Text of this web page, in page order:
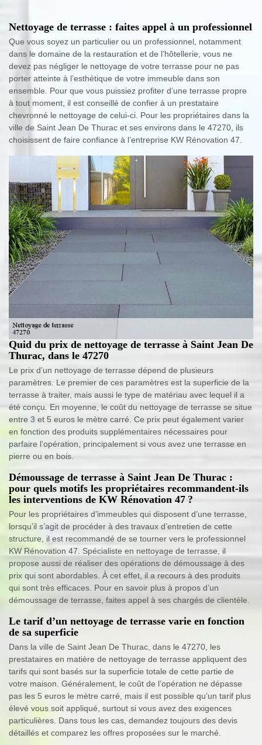
Nettoyage de terrasse : faites appel à un professionnel
Que vous soyez un particulier ou un professionnel, notamment
dans le domaine de la restauration et de l’hôtellerie, vous ne
devez pas négliger le nettoyage de votre terrasse pour ne pas
porter atteinte à l’esthétique de votre immeuble dans son
ensemble. Pour que vous puissiez profiter d’une terrasse propre
à tout moment, il est conseillé de confier à un prestataire
chevronné le nettoyage de celui-ci. Pour les propriétaires dans la
ville de Saint Jean De Thurac et ses environs dans le 47270, ils
choisissent de faire confiance à l’entreprise KW Rénovation 47.
Quid du prix de nettoyage de terrasse à Saint Jean De
Thurac, dans le 47270
Le prix d’un nettoyage de terrasse dépend de plusieurs
paramètres. Le premier de ces paramètres est la superficie de la
terrasse à traiter, mais aussi le type de matériau avec lequel il a
été conçu. En moyenne, le coût du nettoyage de terrasse se situe
entre 3 et 5 euros le mètre carré. Ce prix peut également varier
en fonction des produits supplémentaires nécessaires pour
parfaire l’opération, principalement si vous avez une terrasse en
pierre ou en bois.
Démoussage de terrasse à Saint Jean De Thurac :
pour quels motifs les propriétaires recommandent-ils
les interventions de KW Rénovation 47 ?
Pour les propriétaires d’immeubles qui disposent d’une terrasse,
lorsqu’il s’agit de procéder à des travaux d’entretien de cette
structure, il est recommandé de se tourner vers le professionnel
KW Rénovation 47. Spécialiste en nettoyage de terrasse, il
propose aussi de réaliser des opérations de démoussage à des
prix qui sont abordables. À cet effet, il a recours à des produits
qui sont très efficaces. Pour en savoir plus à propos d’un
démoussage de terrasse, faites appel à ses chargés de clientèle.
Le tarif d’un nettoyage de terrasse varie en fonction
de sa superficie
Dans la ville de Saint Jean De Thurac, dans le 47270, les
prestataires en matière de nettoyage de terrasse appliquent des
tarifs qui sont basés sur la superficie totale de cette partie de
votre maison. Généralement, le coût de l’opération ne dépasse
pas les 5 euros le mètre carré, mais il est possible qu’un tarif plus
élevé vous soit appliqué, surtout si vous avez des exigences
particulières. Dans tous les cas, demandez toujours des devis
détaillés et comparez les offres proposées sur le marché.